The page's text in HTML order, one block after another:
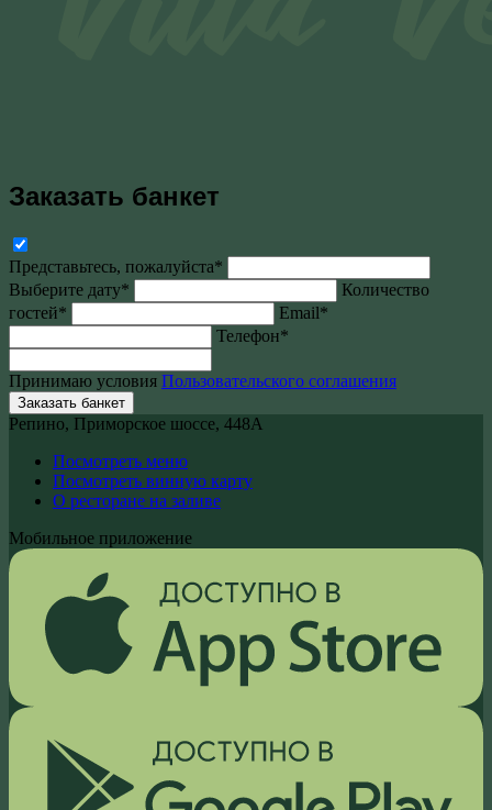
Заказать банкет
Представьтесь, пожалуйста*
Выберите дату*
Количество
гостей*
Email*
Телефон*
Принимаю условия Пользовательского соглашения
Заказать банкет
Репино, Приморское шоссе, 448А
Посмотреть меню
Посмотреть винную карту
О ресторане на заливе
Мобильное приложение